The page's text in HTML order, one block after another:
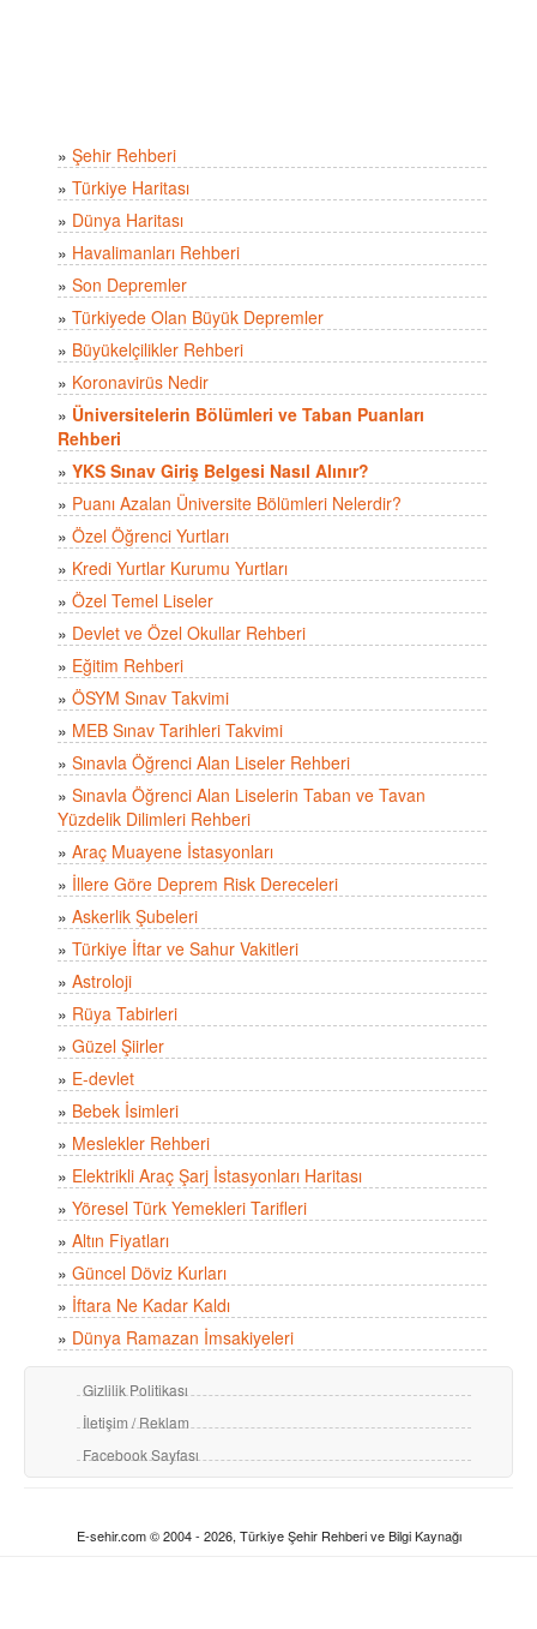
» Şehir Rehberi
» Türkiye Haritası
» Dünya Haritası
» Havalimanları Rehberi
» Son Depremler
» Türkiyede Olan Büyük Depremler
» Büyükelçilikler Rehberi
» Koronavirüs Nedir
» Üniversitelerin Bölümleri ve Taban Puanları
Rehberi
» YKS Sınav Giriş Belgesi Nasıl Alınır?
» Puanı Azalan Üniversite Bölümleri Nelerdir?
» Özel Öğrenci Yurtları
» Kredi Yurtlar Kurumu Yurtları
» Özel Temel Liseler
» Devlet ve Özel Okullar Rehberi
» Eğitim Rehberi
» ÖSYM Sınav Takvimi
» MEB Sınav Tarihleri Takvimi
» Sınavla Öğrenci Alan Liseler Rehberi
» Sınavla Öğrenci Alan Liselerin Taban ve Tavan
Yüzdelik Dilimleri Rehberi
» Araç Muayene İstasyonları
» İllere Göre Deprem Risk Dereceleri
» Askerlik Şubeleri
» Türkiye İftar ve Sahur Vakitleri
» Astroloji
» Rüya Tabirleri
» Güzel Şiirler
» E-devlet
» Bebek İsimleri
» Meslekler Rehberi
» Elektrikli Araç Şarj İstasyonları Haritası
» Yöresel Türk Yemekleri Tarifleri
» Altın Fiyatları
» Güncel Döviz Kurları
» İftara Ne Kadar Kaldı
» Dünya Ramazan İmsakiyeleri
Gizlilik Politikası
İletişim / Reklam
Facebook Sayfası
E-sehir.com © 2004 - 2026, Türkiye Şehir Rehberi ve Bilgi Kaynağı